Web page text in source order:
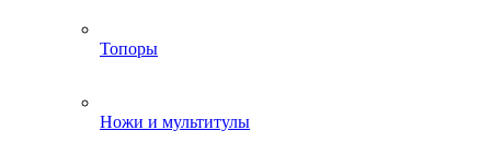
Топоры
Ножи и мультитулы